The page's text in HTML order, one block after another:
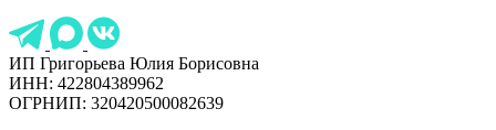
ИП Григорьева Юлия Борисовна
ИНН: 422804389962
ОГРНИП: 320420500082639